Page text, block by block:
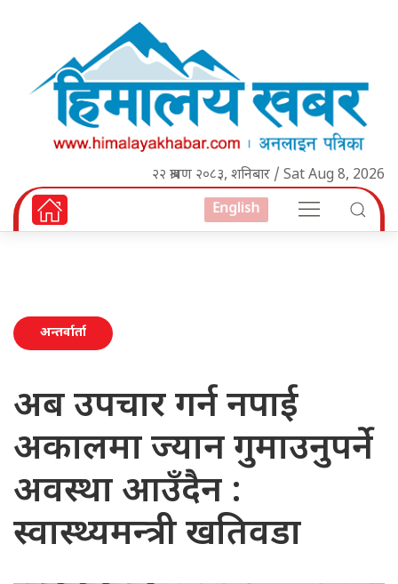
२२ श्रावण २०८३, शनिबार / Sat Aug 8, 2026
English
अन्तर्वार्ता
अब उपचार गर्न नपाई
अकालमा ज्यान गुमाउनुपर्ने
अवस्था आउँदैन :
स्वास्थ्यमन्त्री खतिवडा